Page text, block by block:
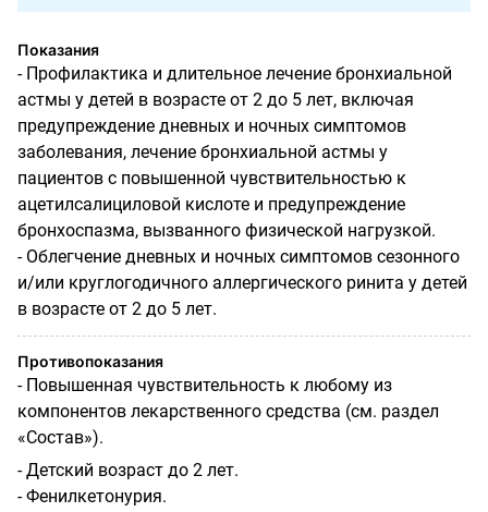
Показания
- Профилактика и длительное лечение бронхиальной
астмы у детей в возрасте от 2 до 5 лет, включая
предупреждение дневных и ночных симптомов
заболевания, лечение бронхиальной астмы у
пациентов с повышенной чувствительностью к
ацетилсалициловой кислоте и предупреждение
бронхоспазма, вызванного физической нагрузкой.
- Облегчение дневных и ночных симптомов сезонного
и/или круглогодичного аллергического ринита у детей
в возрасте от 2 до 5 лет.
Противопоказания
- Повышенная чувствительность к любому из
компонентов лекарственного средства (см. раздел
«Состав»).
- Детский возраст до 2 лет.
- Фенилкетонурия.